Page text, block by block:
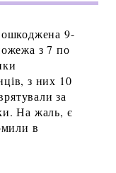
9-
з 7 по
з них 10
за
На жаль, є
в